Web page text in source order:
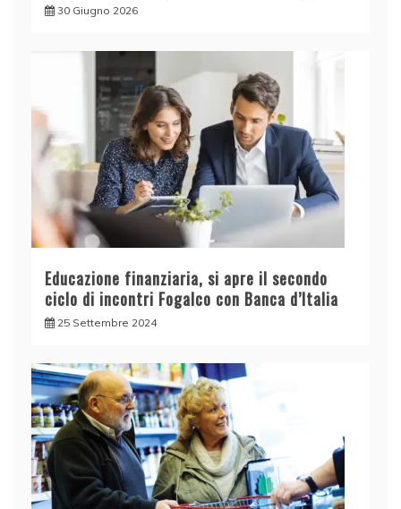
30 Giugno 2026
Educazione finanziaria, si apre il secondo
ciclo di incontri Fogalco con Banca d’Italia
25 Settembre 2024